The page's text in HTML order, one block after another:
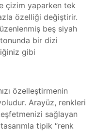
çizim yaparken tek
özelliği değiştirir.
beş siyah
bir dizi
gibi
özelleştirmenin
Arayüz, renkleri
sağlayan
tipik “renk